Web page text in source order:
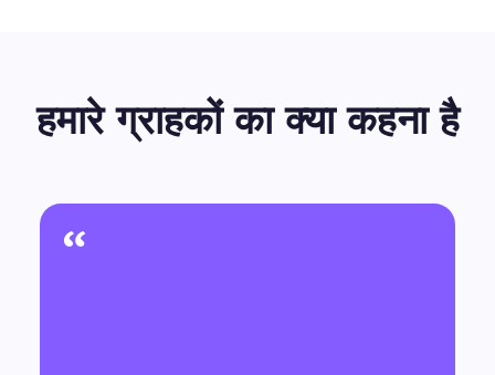
हमारे ग्राहकों का क्या कहना है
“